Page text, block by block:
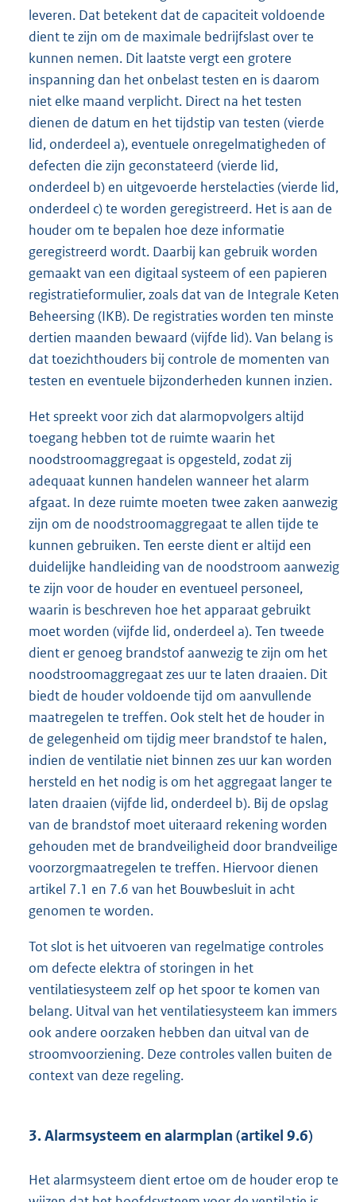
leveren. Dat betekent dat de capaciteit voldoende
dient te zijn om de maximale bedrijfslast over te
kunnen nemen. Dit laatste vergt een grotere
inspanning dan het onbelast testen en is daarom
niet elke maand verplicht. Direct na het testen
dienen de datum en het tijdstip van testen (vierde
lid, onderdeel a), eventuele onregelmatigheden of
defecten die zijn geconstateerd (vierde lid,
onderdeel b) en uitgevoerde herstelacties (vierde lid,
onderdeel c) te worden geregistreerd. Het is aan de
houder om te bepalen hoe deze informatie
geregistreerd wordt. Daarbij kan gebruik worden
gemaakt van een digitaal systeem of een papieren
registratieformulier, zoals dat van de Integrale Keten
Beheersing (IKB). De registraties worden ten minste
dertien maanden bewaard (vijfde lid). Van belang is
dat toezichthouders bij controle de momenten van
testen en eventuele bijzonderheden kunnen inzien.
Het spreekt voor zich dat alarmopvolgers altijd
toegang hebben tot de ruimte waarin het
noodstroomaggregaat is opgesteld, zodat zij
adequaat kunnen handelen wanneer het alarm
afgaat. In deze ruimte moeten twee zaken aanwezig
zijn om de noodstroomaggregaat te allen tijde te
kunnen gebruiken. Ten eerste dient er altijd een
duidelijke handleiding van de noodstroom aanwezig
te zijn voor de houder en eventueel personeel,
waarin is beschreven hoe het apparaat gebruikt
moet worden (vijfde lid, onderdeel a). Ten tweede
dient er genoeg brandstof aanwezig te zijn om het
noodstroomaggregaat zes uur te laten draaien. Dit
biedt de houder voldoende tijd om aanvullende
maatregelen te treffen. Ook stelt het de houder in
de gelegenheid om tijdig meer brandstof te halen,
indien de ventilatie niet binnen zes uur kan worden
hersteld en het nodig is om het aggregaat langer te
laten draaien (vijfde lid, onderdeel b). Bij de opslag
van de brandstof moet uiteraard rekening worden
gehouden met de brandveiligheid door brandveilige
voorzorgmaatregelen te treffen. Hiervoor dienen
artikel 7.1 en 7.6 van het Bouwbesluit in acht
genomen te worden.
Tot slot is het uitvoeren van regelmatige controles
om defecte elektra of storingen in het
ventilatiesysteem zelf op het spoor te komen van
belang. Uitval van het ventilatiesysteem kan immers
ook andere oorzaken hebben dan uitval van de
stroomvoorziening. Deze controles vallen buiten de
context van deze regeling.
3. Alarmsysteem en alarmplan (artikel 9.6)
Het alarmsysteem dient ertoe om de houder erop te